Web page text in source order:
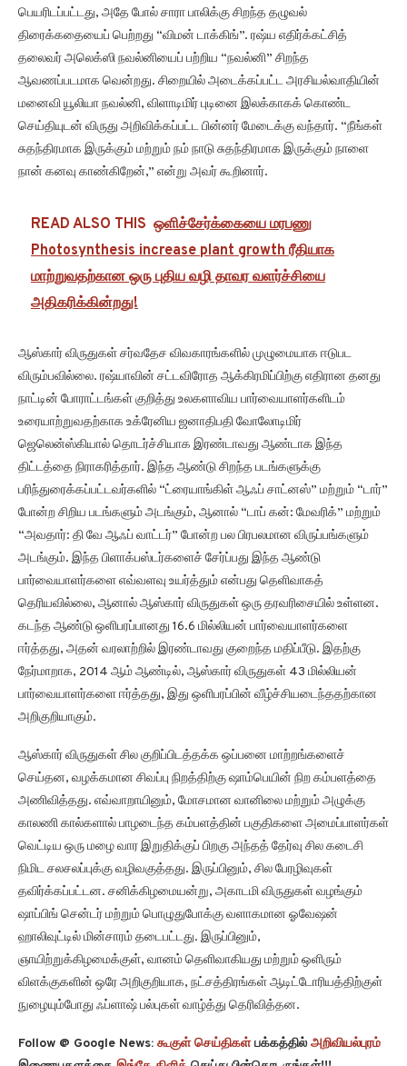
பெயரிடப்பட்டது, அதே போல் சாரா பாலிக்கு சிறந்த தழுவல்
திரைக்கதையைப் பெற்றது “விமன் டாக்கிங்”. ரஷ்ய எதிர்க்கட்சித்
தலைவர் அலெக்ஸி நவல்னியைப் பற்றிய “நவல்னி” சிறந்த
ஆவணப்படமாக வென்றது. சிறையில் அடைக்கப்பட்ட அரசியல்வாதியின்
மனைவி யூலியா நவல்னி, விளாடிமிர் புடினை இலக்காகக் கொண்ட
செய்தியுடன் விருது அறிவிக்கப்பட்ட பின்னர் மேடைக்கு வந்தார். “நீங்கள்
சுதந்திரமாக இருக்கும் மற்றும் நம் நாடு சுதந்திரமாக இருக்கும் நாளை
நான் கனவு காண்கிறேன்,” என்று அவர் கூறினார்.
READ ALSO THIS ஒளிச்சேர்க்கையை மரபணு
Photosynthesis increase plant growth ரீதியாக
மாற்றுவதற்கான ஒரு புதிய வழி தாவர வளர்ச்சியை
அதிகரிக்கின்றது!
ஆஸ்கார் விருதுகள் சர்வதேச விவகாரங்களில் முழுமையாக ஈடுபட
விரும்பவில்லை. ரஷ்யாவின் சட்டவிரோத ஆக்கிரமிப்பிற்கு எதிரான தனது
நாட்டின் போராட்டங்கள் குறித்து உலகளாவிய பார்வையாளர்களிடம்
உரையாற்றுவதற்காக உக்ரேனிய ஜனாதிபதி வோலோடிமிர்
ஜெலென்ஸ்கியால் தொடர்ச்சியாக இரண்டாவது ஆண்டாக இந்த
திட்டத்தை நிராகரித்தார். இந்த ஆண்டு சிறந்த படங்களுக்கு
பரிந்துரைக்கப்பட்டவர்களில் “ட்ரையாங்கிள் ஆஃப் சாட்னஸ்” மற்றும் “டார்”
போன்ற சிறிய படங்களும் அடங்கும், ஆனால் “டாப் கன்: மேவரிக்” மற்றும்
“அவதார்: தி வே ஆஃப் வாட்டர்” போன்ற பல பிரபலமான விருப்பங்களும்
அடங்கும். இந்த பிளாக்பஸ்டர்களைச் சேர்ப்பது இந்த ஆண்டு
பார்வையாளர்களை எவ்வளவு உயர்த்தும் என்பது தெளிவாகத்
தெரியவில்லை, ஆனால் ஆஸ்கார் விருதுகள் ஒரு தரவரிசையில் உள்ளன.
கடந்த ஆண்டு ஒளிபரப்பானது 16.6 மில்லியன் பார்வையாளர்களை
ஈர்த்தது, அதன் வரலாற்றில் இரண்டாவது குறைந்த மதிப்பீடு. இதற்கு
நேர்மாறாக, 2014 ஆம் ஆண்டில், ஆஸ்கார் விருதுகள் 43 மில்லியன்
பார்வையாளர்களை ஈர்த்தது, இது ஒளிபரப்பின் வீழ்ச்சியடைந்ததற்கான
அறிகுறியாகும்.
ஆஸ்கார் விருதுகள் சில குறிப்பிடத்தக்க ஒப்பனை மாற்றங்களைச்
செய்தன, வழக்கமான சிவப்பு நிறத்திற்கு ஷாம்பெயின் நிற கம்பளத்தை
அணிவித்தது. எவ்வாறாயினும், மோசமான வானிலை மற்றும் அழுக்கு
காலணி கால்களால் பாழடைந்த கம்பளத்தின் பகுதிகளை அமைப்பாளர்கள்
வெட்டிய ஒரு மழை வார இறுதிக்குப் பிறகு அந்தத் தேர்வு சில கடைசி
நிமிட சலசலப்புக்கு வழிவகுத்தது. இருப்பினும், சில பேரழிவுகள்
தவிர்க்கப்பட்டன. சனிக்கிழமையன்று, அகாடமி விருதுகள் வழங்கும்
ஷாப்பிங் சென்டர் மற்றும் பொழுதுபோக்கு வளாகமான ஓவேஷன்
ஹாலிவுட்டில் மின்சாரம் தடைபட்டது. இருப்பினும்,
ஞாயிற்றுக்கிழமைக்குள், வானம் தெளிவாகியது மற்றும் ஒளிரும்
விளக்குகளின் ஒரே அறிகுறியாக, நட்சத்திரங்கள் ஆடிட்டோரியத்திற்குள்
நுழையும்போது ஃப்ளாஷ் பல்புகள் வாழ்த்து தெரிவித்தன.
Follow @ Google News: கூகுள் செய்திகள்பக்கத்தில் அறிவியல்புரம்